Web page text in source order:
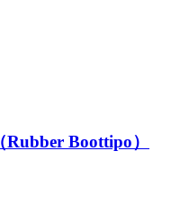
Boottipo）